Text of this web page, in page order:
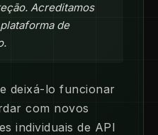
Acreditamos
de
deixá-lo funcionar
com novos
individuais de API